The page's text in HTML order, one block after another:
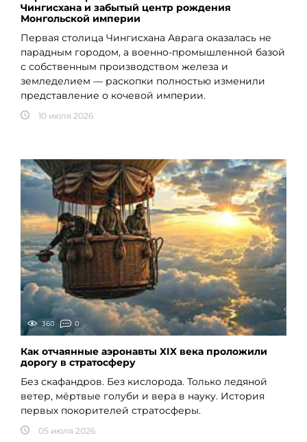
Чингисхана и забытый центр рождения
Монгольской империи
Первая столица Чингисхана Аврага оказалась не
парадным городом, а военно-промышленной базой
с собственным производством железа и
земледелием — раскопки полностью изменили
представление о кочевой империи.
10 июля 2026
360 0
Как отчаянные аэронавты XIX века проложили
дорогу в стратосферу
Без скафандров. Без кислорода. Только ледяной
ветер, мёртвые голуби и вера в науку. История
первых покорителей стратосферы.
05 июля 2026